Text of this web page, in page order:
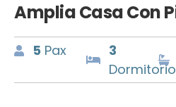
Amplia Casa Con
5 Pax
3